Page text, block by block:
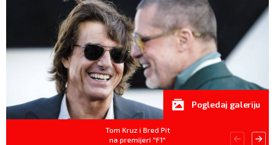
Tom Kruz i Bred Pit
na premijeri "F1"
Pogledaj galeriju